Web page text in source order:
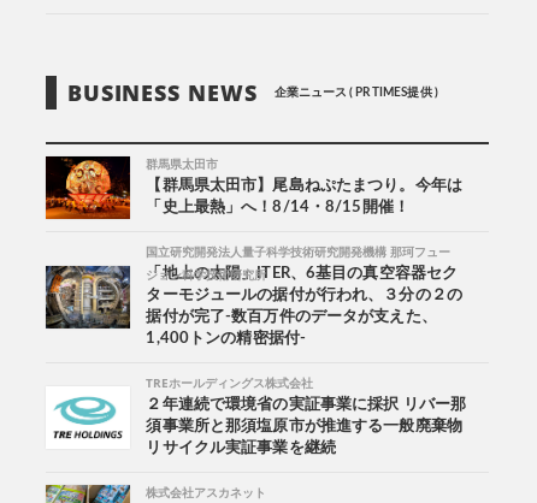
BUSINESS NEWS 企業ニュース ( PR TIMES提供 )
群馬県太田市
【群馬県太田市】尾島ねぷたまつり。今年は
「史上最熱」へ！8/14・8/15開催！
国立研究開発法人量子科学技術研究開発機構 那珂フュー
ジョン科学技術研究所
「地上の太陽」ITER、6基目の真空容器セク
ターモジュールの据付が行われ、３分の２の
据付が完了-数百万件のデータが支えた、
1,400トンの精密据付-
TREホールディングス株式会社
２年連続で環境省の実証事業に採択 リバー那
須事業所と那須塩原市が推進する一般廃棄物
リサイクル実証事業を継続
株式会社アスカネット